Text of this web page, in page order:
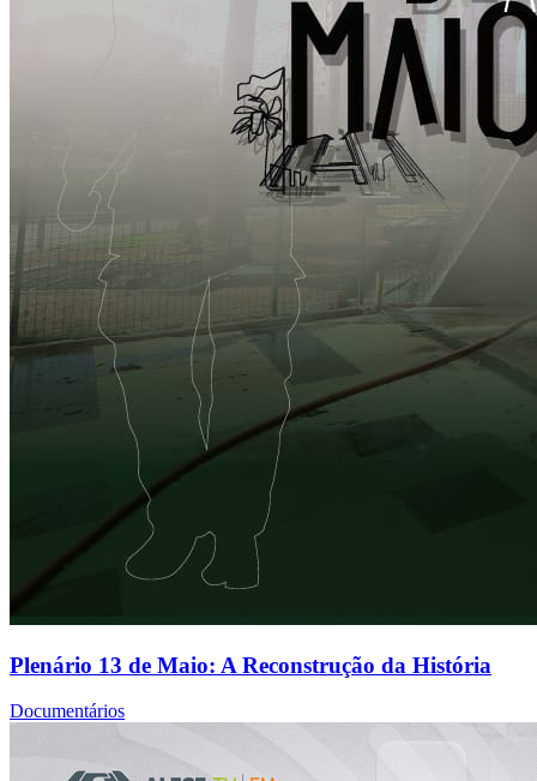
Plenário 13 de Maio: A Reconstrução da História
Documentários